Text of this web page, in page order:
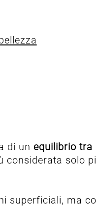
di un equilibrio tra
solo
superficiali, ma